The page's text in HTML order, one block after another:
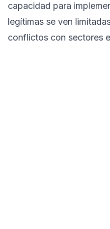
capacidad para
legítimas se ven
conflictos con sectores